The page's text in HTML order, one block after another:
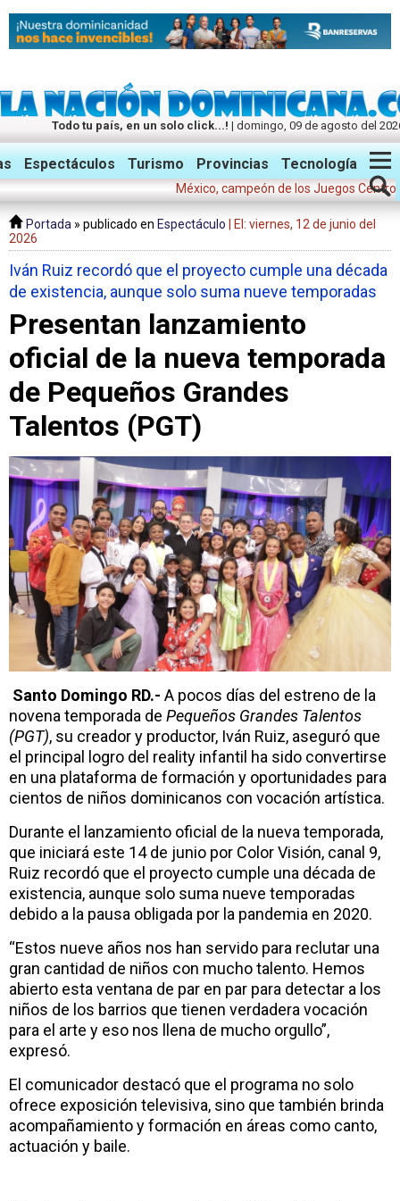
Todo tu país, en un solo click...! | domingo, 09 de agosto del
Twitter Facebook Instagram
Espectáculos Turismo Provincias Tecnología
México, campeón de los Juegos
Portada » publicado en Espectáculo
| El: viernes, 12 de junio del
2026
Iván Ruiz recordó que el proyecto cumple una década
de existencia, aunque solo suma nueve temporadas
Presentan lanzamiento
oficial de la nueva temporada
de Pequeños Grandes
Talentos (PGT)
Santo Domingo RD.- A pocos días del estreno de la
novena temporada de Pequeños Grandes Talentos
(PGT), su creador y productor, Iván Ruiz, aseguró que
el principal logro del reality infantil ha sido convertirse
en una plataforma de formación y oportunidades para
cientos de niños dominicanos con vocación artística.
Durante el lanzamiento oficial de la nueva temporada,
que iniciará este 14 de junio por Color Visión, canal 9,
Ruiz recordó que el proyecto cumple una década de
existencia, aunque solo suma nueve temporadas
debido a la pausa obligada por la pandemia en 2020.
“Estos nueve años nos han servido para reclutar una
gran cantidad de niños con mucho talento. Hemos
abierto esta ventana de par en par para detectar a los
niños de los barrios que tienen verdadera vocación
para el arte y eso nos llena de mucho orgullo”,
expresó.
El comunicador destacó que el programa no solo
ofrece exposición televisiva, sino que también brinda
acompañamiento y formación en áreas como canto,
actuación y baile.